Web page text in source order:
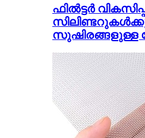
ഫിൽട്ടർ
സുഷിരങ്ങളുള്ള